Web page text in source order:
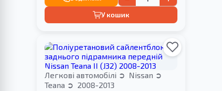
У кошик
Легкові автомобілі
Nissan
Teana
2008-2013